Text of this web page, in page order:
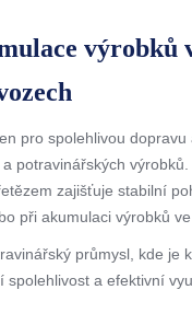
výrobků
pro spolehlivou
potravinářských
zajišťuje stabilní
při akumulaci výrobků
průmysl, kde je
spolehlivost a efektivní